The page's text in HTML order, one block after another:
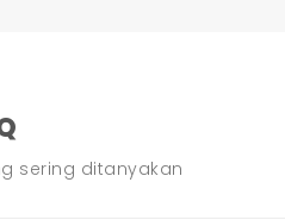
sering ditanyakan